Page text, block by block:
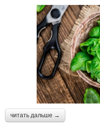
читать дальше →